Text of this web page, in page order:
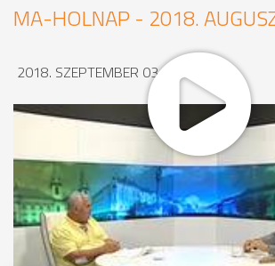
MA-HOLNAP - 2018.
2018. SZEPTEMBER 03., 14:58
MEGOSZTÁS